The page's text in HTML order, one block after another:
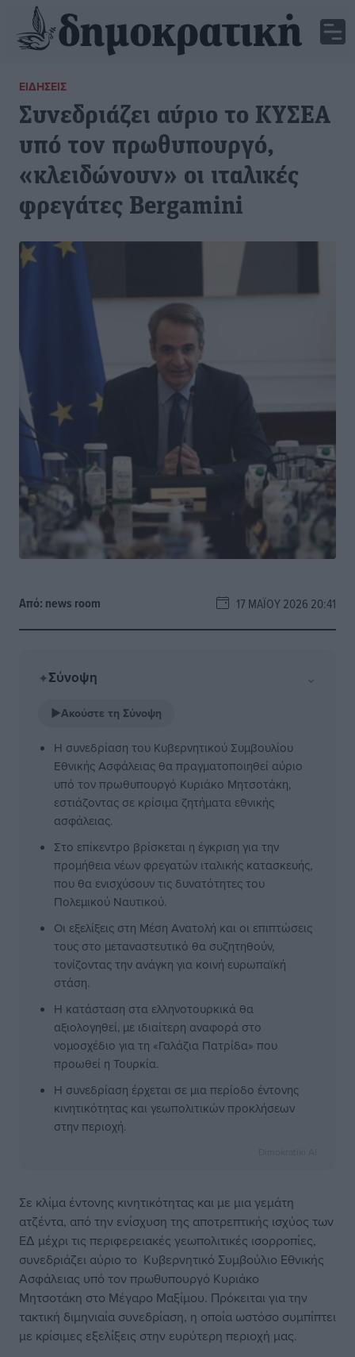
ΕΙΔΉΣΕΙΣ
Συνεδριάζει αύριο το ΚΥΣΕΑ
υπό τον πρωθυπουργό,
«κλειδώνουν» οι ιταλικές
φρεγάτες Bergamini
Από: news room 17 ΜΑΪ́ΟΥ 2026 20:41
✦Σύνοψη ⌄
▶Ακούστε τη Σύνοψη
Η συνεδρίαση του Κυβερνητικού Συμβουλίου
Εθνικής Ασφάλειας θα πραγματοποιηθεί αύριο
υπό τον πρωθυπουργό Κυριάκο Μητσοτάκη,
εστιάζοντας σε κρίσιμα ζητήματα εθνικής
ασφάλειας.
Στο επίκεντρο βρίσκεται η έγκριση για την
προμήθεια νέων φρεγατών ιταλικής κατασκευής,
που θα ενισχύσουν τις δυνατότητες του
Πολεμικού Ναυτικού.
Οι εξελίξεις στη Μέση Ανατολή και οι επιπτώσεις
τους στο μεταναστευτικό θα συζητηθούν,
τονίζοντας την ανάγκη για κοινή ευρωπαϊκή
στάση.
Η κατάσταση στα ελληνοτουρκικά θα
αξιολογηθεί, με ιδιαίτερη αναφορά στο
νομοσχέδιο για τη «Γαλάζια Πατρίδα» που
προωθεί η Τουρκία.
Η συνεδρίαση έρχεται σε μια περίοδο έντονης
κινητικότητας και γεωπολιτικών προκλήσεων
στην περιοχή.
Σε κλίμα έντονης κινητικότητας και με μια γεμάτη
ατζέντα, από την ενίσχυση της αποτρεπτικής ισχύος των
ΕΔ μέχρι τις περιφερειακές γεωπολιτικές ισορροπίες,
συνεδριάζει αύριο το Κυβερνητικό Συμβούλιο Εθνικής
Ασφάλειας υπό τον πρωθυπουργό Κυριάκο
Μητσοτάκη στο Μέγαρο Μαξίμου. Πρόκειται για την
τακτική διμηνιαία συνεδρίαση, η οποία ωστόσο συμπίπτει
με κρίσιμες εξελίξεις στην ευρύτερη περιοχή μας.